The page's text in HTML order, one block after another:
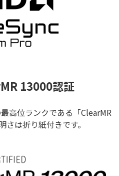
13000認証
高位ランクである「ClearMR
は折り紙付きです。